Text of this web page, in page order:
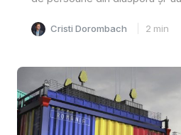
Cristi Dorombach 2 min